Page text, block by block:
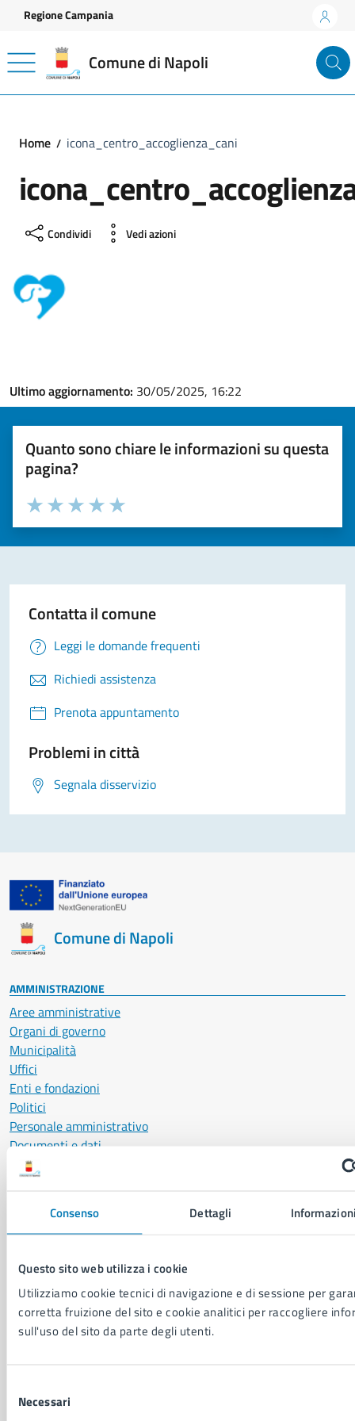
Consenso Dettagli
Questo sito web utilizza i cookie
Utilizziamo cookie tecnici di navigazione e di sessione per
corretta fruizione del sito e cookie analitici per raccogliere
sull'uso del sito da parte degli utenti.
delNecessari
Vai ai contenuti
Vai al footer
Regione Campania
Comune di Napoli
Home icona_centro_accoglienza_cani
Condividi Vedi azioni
Ultimo aggiornamento: 30/05/2025, 16:22
Quanto sono chiare le informazioni su questa
pagina?
Valuta la chiarezza delle informazioni (da 1 a 5 stelle)
Seleziona il numero di stelle per valutare la chiarezza delle
Valuta 5 stelle su 5
Valuta 4 stelle su 5
Valuta 3 stelle su 5
Valuta 2 stelle su 5
Valuta 1 stelle su 5
Contatta il comune
Leggi le domande frequenti
Richiedi assistenza
Prenota appuntamento
Problemi in città
Segnala disservizio
Comune di Napoli
AMMINISTRAZIONE
Aree amministrative
Organi di governo
Municipalità
Uffici
Enti e fondazioni
Politici
Personale amministrativo
Documenti e dati
Intranet, posta aziendale e protocollo
CATEGORIE DI SERVIZIO
Anagrafe e stato civile
Autorizzazioni
Cultura e tempo libero
Documenti e certificati
Educazione e formazione
Salute, benessere e assistenza
Servizi Cimiteriali